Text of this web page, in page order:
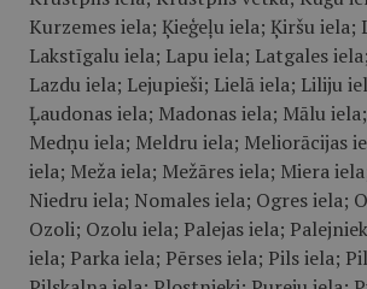
Kurzemes iela; Ķieģeļu iela; Ķiršu iela;
Lakstīgalu iela; Lapu iela; Latgales
Lazdu iela; Lejupieši; Lielā iela; Liliju
Ļaudonas iela; Madonas iela; Mālu
Medņu iela; Meldru iela; Meliorācijas
iela; Meža iela; Mežāres iela; Miera
Niedru iela; Nomales iela; Ogres iela;
Ozoli; Ozolu iela; Palejas iela;
iela; Parka iela; Pērses iela; Pils iela;